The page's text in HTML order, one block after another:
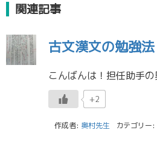
関連記事
古文漢文の勉強法
+2
作成者: 奥村先生 カテゴリー: